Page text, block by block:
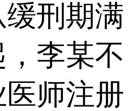
刑期满
，李某不
师注册